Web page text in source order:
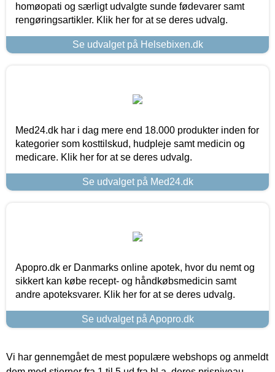
homøopati og særligt udvalgte sunde fødevarer samt
rengøringsartikler. Klik her for at se deres udvalg.
Se udvalget på Helsebixen.dk
Med24.dk har i dag mere end 18.000 produkter inden for
kategorier som kosttilskud, hudpleje samt medicin og
medicare. Klik her for at se deres udvalg.
Se udvalget på Med24.dk
Apopro.dk er Danmarks online apotek, hvor du nemt og
sikkert kan købe recept- og håndkøbsmedicin samt
andre apoteksvarer. Klik her for at se deres udvalg.
Se udvalget på Apopro.dk
Vi har gennemgået de mest populære webshops og anmeldt